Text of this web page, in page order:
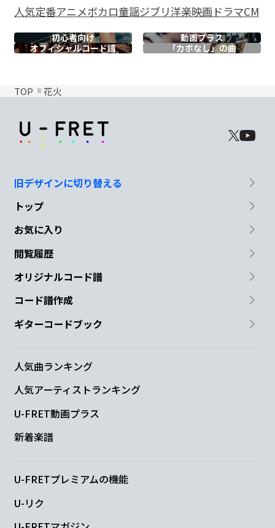
人気定番アニメボカロ童謡ジブリ洋楽映画ドラマCM
初心者向け
動画プラス
オフィシャルコード譜 「カポなし」の曲
TOP 花火
旧デザインに切り替える
トップ
お気に入り
閲覧履歴
オリジナルコード譜
コード譜作成
ギターコードブック
人気曲ランキング
人気アーティストランキング
U-FRET動画プラス
新着楽譜
U-FRETプレミアムの機能
U-リク